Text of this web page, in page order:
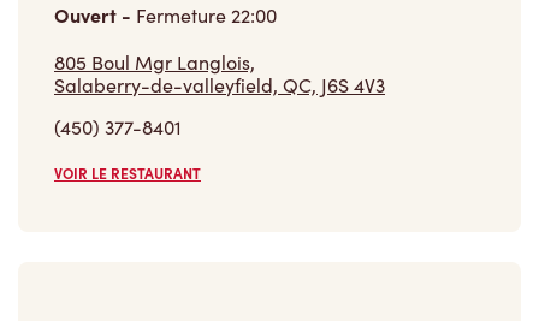
Ouvert - Fermeture22:00
805 Boul Mgr Langlois,
Salaberry-de-valleyfield, QC, J6S 4V3
(450) 377-8401
VOIR LE RESTAURANT